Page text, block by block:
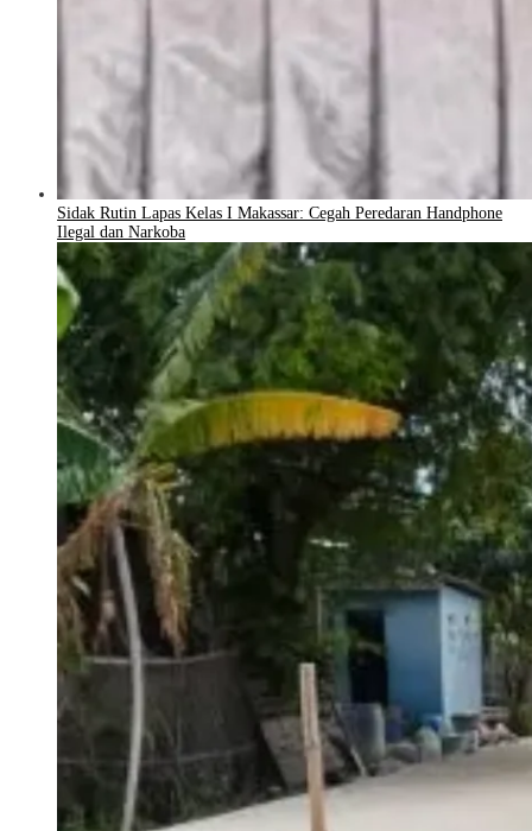
Sidak Rutin Lapas Kelas I Makassar: Cegah Peredaran Handphone
Ilegal dan Narkoba